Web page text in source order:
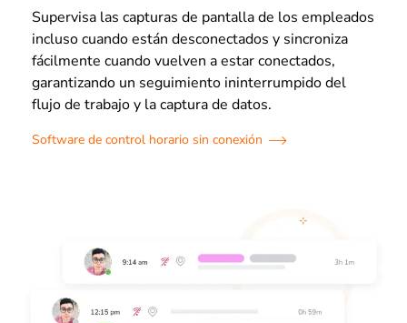
Supervisa las capturas de pantalla de los empleados
incluso cuando están desconectados y sincroniza
fácilmente cuando vuelven a estar conectados,
garantizando un seguimiento ininterrumpido del
flujo de trabajo y la captura de datos.
Software de control horario sin conexión